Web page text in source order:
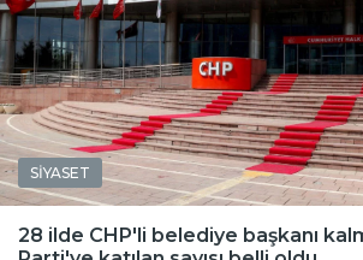
SİYASET
28 ilde CHP'li belediye başkanı